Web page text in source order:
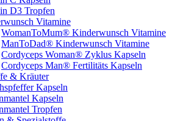
D3 Tropfen
Vitamine
WomanToMum® Kinderwunsch Vitamine
ManToDad® Kinderwunsch Vitamine
Cordyceps Woman® Zyklus Kapseln
Cordyceps Man® Fertilitäts Kapseln
& Kräuter
Kapseln
Kapseln
Tropfen